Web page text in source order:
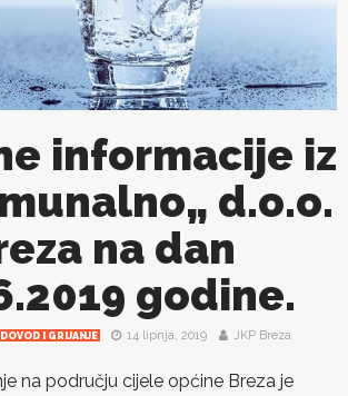
informacije iz
d.o.o.
na dan
godine.
I GRIJANJE 14 lipnja, 2019 JKP Breza
na području cijele općine Breza je